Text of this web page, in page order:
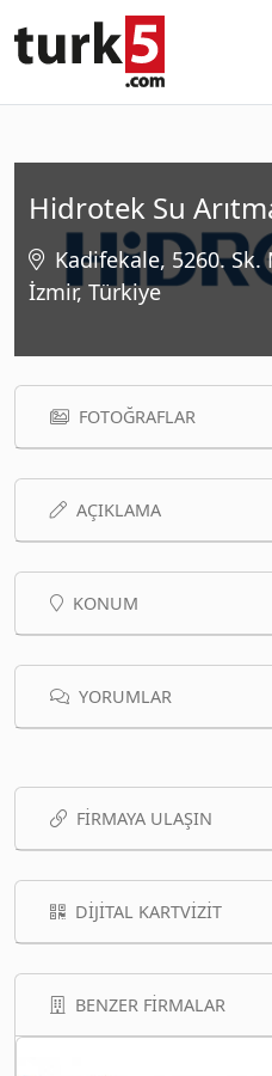
Hidrotek Su
Kadifekale, 5260.
İzmir, Türkiye
FOTOĞRAFLAR
AÇIKLAMA
KONUM
YORUMLAR
FIRMAYA ULAŞIN
DIJITAL KARTVIZIT
BENZER FIRMALAR